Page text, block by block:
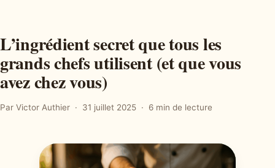
L’ingrédient secret que tous les
grands chefs utilisent (et que vous
avez chez vous)
Par Victor Authier 31 juillet 2025 6 min de lecture